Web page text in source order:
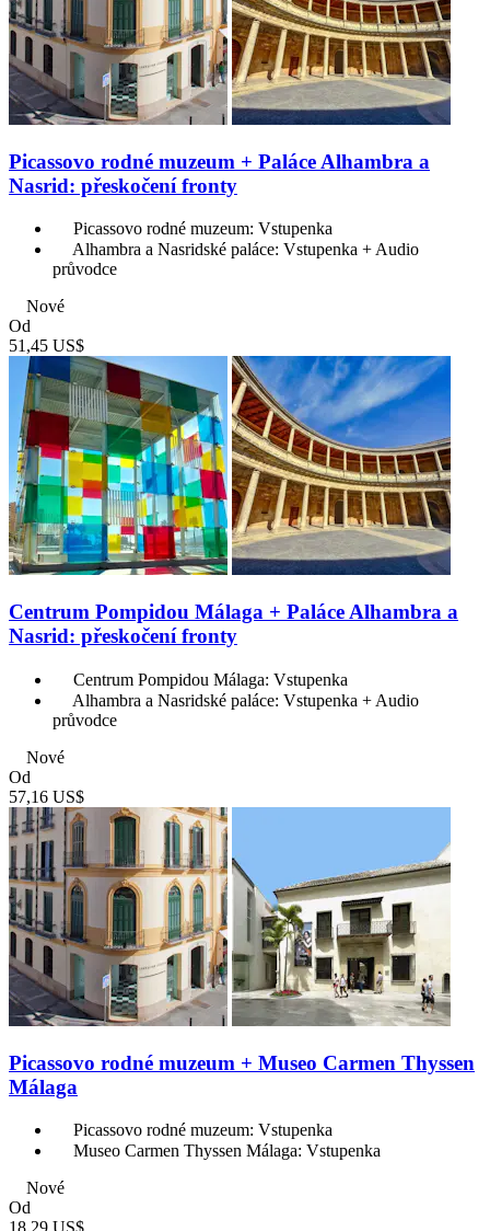
Picassovo rodné muzeum + Paláce Alhambra a
Nasrid: přeskočení fronty
Picassovo rodné muzeum: Vstupenka
Alhambra a Nasridské paláce: Vstupenka + Audio
průvodce
Nové
Od
51,45 US$
Centrum Pompidou Málaga + Paláce Alhambra a
Nasrid: přeskočení fronty
Centrum Pompidou Málaga: Vstupenka
Alhambra a Nasridské paláce: Vstupenka + Audio
průvodce
Nové
Od
57,16 US$
Picassovo rodné muzeum + Museo Carmen Thyssen
Málaga
Picassovo rodné muzeum: Vstupenka
Museo Carmen Thyssen Málaga: Vstupenka
Nové
Od